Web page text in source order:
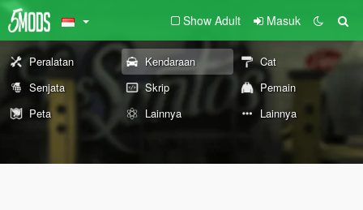
Show Adult Masuk
Peralatan Kendaraan
Cat
Senjata
Skrip
Pemain
Peta
Lainnya Lainnya